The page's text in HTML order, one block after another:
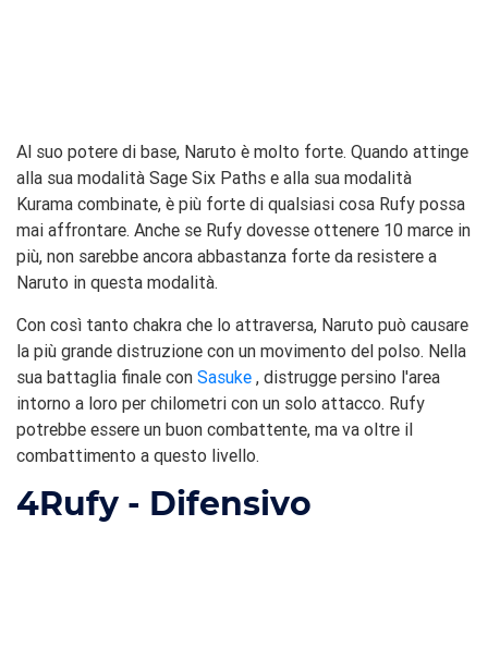
Al suo potere di base, Naruto è molto forte. Quando attinge
alla sua modalità Sage Six Paths e alla sua modalità
Kurama combinate, è più forte di qualsiasi cosa Rufy possa
mai affrontare. Anche se Rufy dovesse ottenere 10 marce in
più, non sarebbe ancora abbastanza forte da resistere a
Naruto in questa modalità.
Con così tanto chakra che lo attraversa, Naruto può causare
la più grande distruzione con un movimento del polso. Nella
sua battaglia finale con Sasuke , distrugge persino l'area
intorno a loro per chilometri con un solo attacco. Rufy
potrebbe essere un buon combattente, ma va oltre il
combattimento a questo livello.
4Rufy - Difensivo